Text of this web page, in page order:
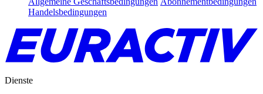
Handelsbedingungen
Dienste